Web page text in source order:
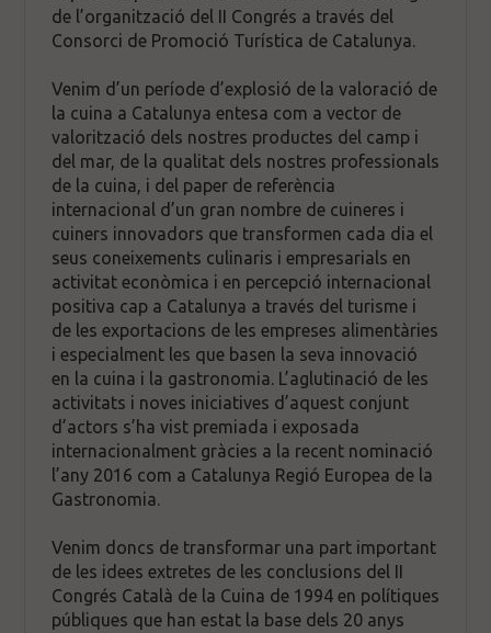
de l’organització del II Congrés a través del
Consorci de Promoció Turística de Catalunya.
Venim d’un període d’explosió de la valoració de
la cuina a Catalunya entesa com a vector de
valorització dels nostres productes del camp i
del mar, de la qualitat dels nostres professionals
de la cuina, i del paper de referència
internacional d’un gran nombre de cuineres i
cuiners innovadors que transformen cada dia el
seus coneixements culinaris i empresarials en
activitat econòmica i en percepció internacional
positiva cap a Catalunya a través del turisme i
de les exportacions de les empreses alimentàries
i especialment les que basen la seva innovació
en la cuina i la gastronomia. L’aglutinació de les
activitats i noves iniciatives d’aquest conjunt
d’actors s’ha vist premiada i exposada
internacionalment gràcies a la recent nominació
l’any 2016 com a Catalunya Regió Europea de la
Gastronomia.
Venim doncs de transformar una part important
de les idees extretes de les conclusions del II
Congrés Català de la Cuina de 1994 en polítiques
públiques que han estat la base dels 20 anys